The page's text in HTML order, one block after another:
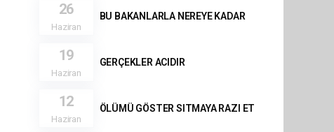
26
Haziran
BU BAKANLARLA NEREYE KADAR
19
Haziran
GERÇEKLER ACIDIR
12
Haziran
ÖLÜMÜ GÖSTER SITMAYA RAZI ET